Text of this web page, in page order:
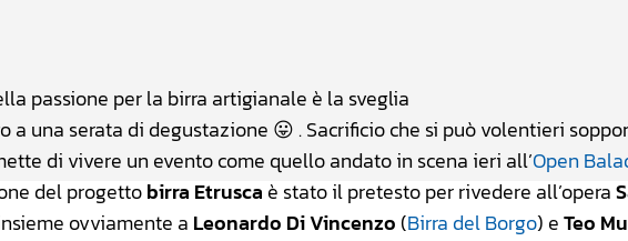
passione per la birra artigianale è la sveglia
a una serata di degustazione 😛 . Sacrificio che si può volentieri
di vivere un evento come quello andato in scena ieri all’Open
del progettobirra Etrusca è stato il pretesto per rivedere all’opera
ovviamente a Leonardo Di Vincenzo (Birra del Borgo) eTeo